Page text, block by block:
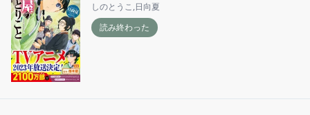
しのとうこ ,日向夏
読み終わった